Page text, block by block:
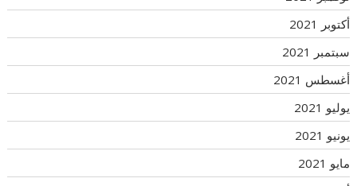
أكتوبر 2021
سبتمبر 2021
أغسطس 2021
يوليو 2021
يونيو 2021
مايو 2021